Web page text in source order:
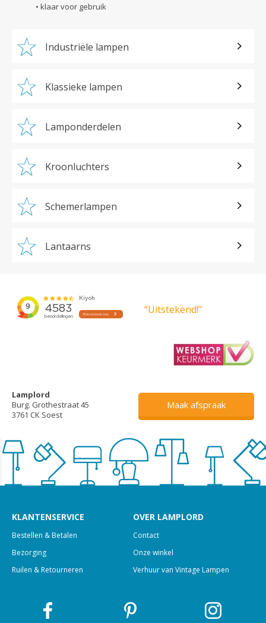
• klaar voor gebruik
Industriële lampen
Klassieke lampen
Lamponderdelen
Kroonluchters
Schemerlampen
Lantaarns
“Uitstekend!”
Lamplord
Burg. Grothestraat 45
3761 CK Soest
Maak afspraak
KLANTENSERVICE
Bestellen & Betalen
Bezorging
Ruilen & Retourneren
OVER LAMPLORD
Contact
Onze winkel
Verhuur van Vintage Lampen